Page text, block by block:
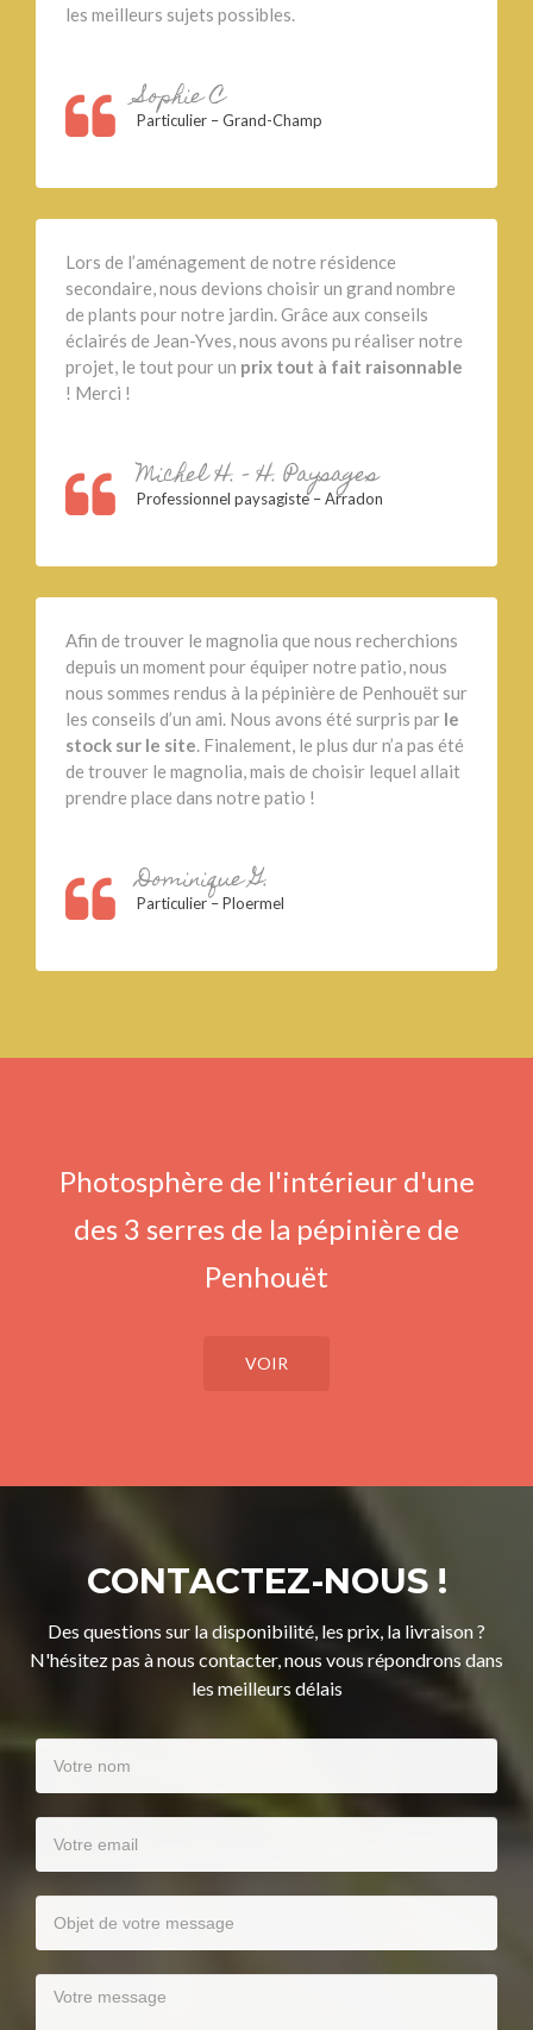
les meilleurs sujets possibles.
Sophie C
Particulier – Grand-Champ
Lors de l’aménagement de notre résidence
secondaire, nous devions choisir un grand nombre
de plants pour notre jardin. Grâce aux conseils
éclairés de Jean-Yves, nous avons pu réaliser notre
projet, le tout pour un prix tout à fait raisonnable
! Merci !
Michel H. – H. Paysages
Professionnel paysagiste – Arradon
Afin de trouver le magnolia que nous recherchions
depuis un moment pour équiper notre patio, nous
nous sommes rendus à la pépinière de Penhouët sur
les conseils d’un ami. Nous avons été surpris par le
stock sur le site. Finalement, le plus dur n’a pas été
de trouver le magnolia, mais de choisir lequel allait
prendre place dans notre patio !
Dominique G.
Particulier – Ploermel
Photosphère de l'intérieur d'une
des 3 serres de la pépinière de
Penhouët
VOIR
CONTACTEZ-NOUS !
Des questions sur la disponibilité, les prix, la livraison ?
N'hésitez pas à nous contacter, nous vous répondrons dans
les meilleurs délais